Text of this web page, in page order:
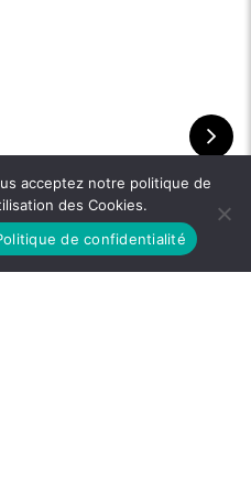
acceptez notre politique de
des Cookies.
de confidentialité